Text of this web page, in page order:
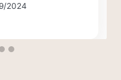
2024